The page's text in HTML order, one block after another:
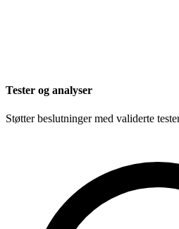
Tester og analyser
Støtter beslutninger med validerte